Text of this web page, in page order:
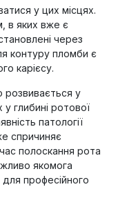
у цих місцях.
в яких вже є
через
контуру пломби є
карієсу.
у
глибині ротової
патології
спричиняє
полоскання рота
якомога
професійного